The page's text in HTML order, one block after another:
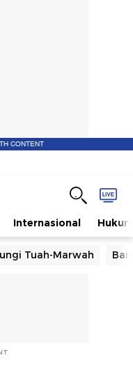
CONTENT
Internasional Hukum
Tuah-Marwah